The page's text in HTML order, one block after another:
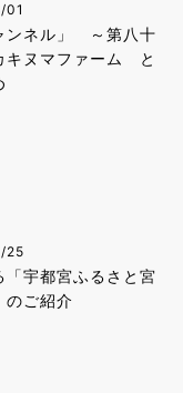
01
ンネル」 ～第八十
ヌマファーム と
25
「宇都宮ふるさと宮
のご紹介